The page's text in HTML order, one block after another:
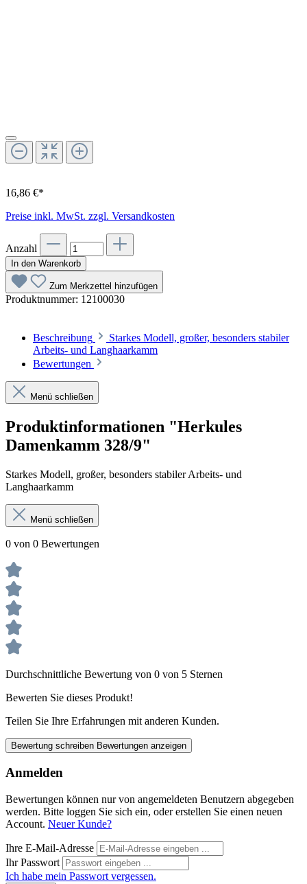
16,86 €*
Preise inkl. MwSt. zzgl. Versandkosten
Anzahl
In den Warenkorb
Zum Merkzettel hinzufügen
Produktnummer: 12100030
Beschreibung
Starkes Modell, großer, besonders stabiler
Arbeits- und Langhaarkamm
Bewertungen
Menü schließen
Produktinformationen "Herkules
Damenkamm 328/9"
Starkes Modell, großer, besonders stabiler Arbeits- und
Langhaarkamm
Menü schließen
0 von 0 Bewertungen
Durchschnittliche Bewertung von 0 von 5 Sternen
Bewerten Sie dieses Produkt!
Teilen Sie Ihre Erfahrungen mit anderen Kunden.
Bewertung schreiben Bewertungen anzeigen
Anmelden
Bewertungen können nur von angemeldeten Benutzern abgegeben
werden. Bitte loggen Sie sich ein, oder erstellen Sie einen neuen
Account. Neuer Kunde?
Ihre E-Mail-Adresse
Ihr Passwort
Ich habe mein Passwort vergessen.